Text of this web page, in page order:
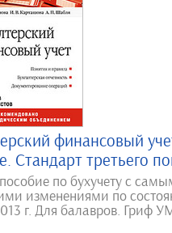
финансовый
Стандарт третьего
по бухучету с
изменениями по
г. Для балавров. Гриф